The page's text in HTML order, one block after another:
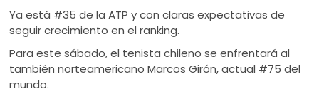
Ya está #35 de la ATP y con claras expectativas de
seguir crecimiento en el ranking.
Para este sábado, el tenista chileno se enfrentará al
también norteamericano Marcos Girón, actual #75 del
mundo.